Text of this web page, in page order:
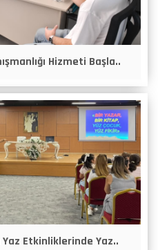
Hizmeti Başla..
Etkinliklerinde Yaz..